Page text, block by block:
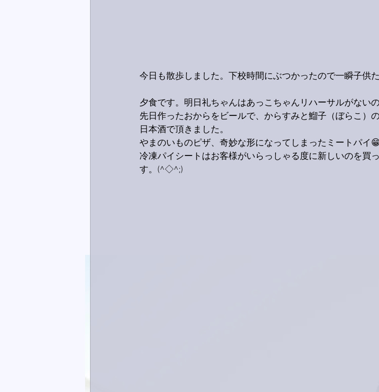
今日も散歩しました。下校時間にぶつかったので一瞬子供
夕食です。明日礼ちゃんはあっこちゃんリハーサルがないの
先日作ったおからをビールで、からすみと鰡子（ぼらこ）
日本酒で頂きました。
やまのいものピザ、奇妙な形になってしまったミートパイ
冷凍パイシートはお客様がいらっしゃる度に新しいのを買
す。(^◇^;)